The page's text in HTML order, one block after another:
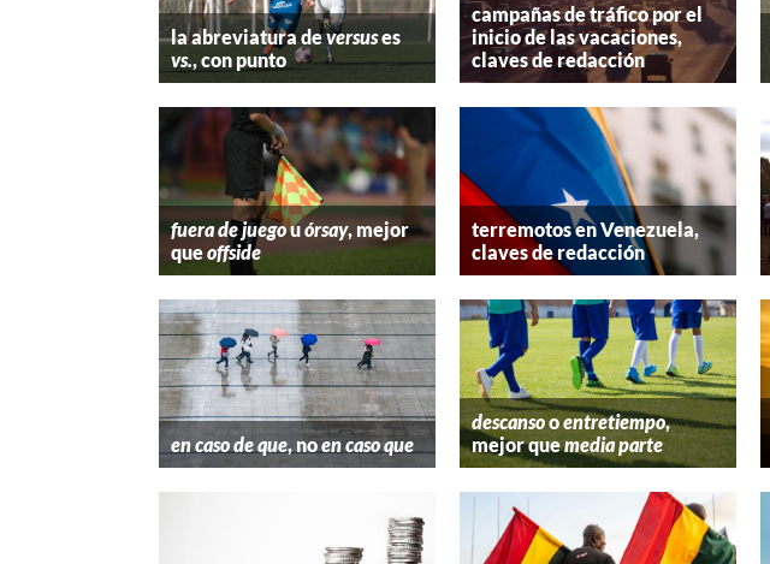
la abreviatura deversuses
vs., con punto
campañas de tráfico por el
inicio de las vacaciones,
claves de redacción
fuera de juegouórsay, mejor
queoffside
terremotos en Venezuela,
claves de redacción
en caso de que, noen caso que
descansooentretiempo,
mejor quemedia parte